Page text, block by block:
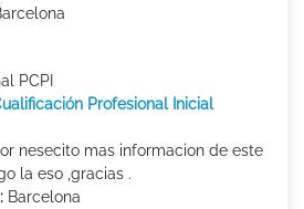
PCPI
Profesional Inicial
nesecito mas informacion de este
la eso ,gracias .
Barcelona